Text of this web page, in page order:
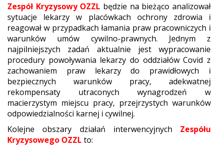
Zespół Kryzysowy OZZL będzie na bieżąco analizował
sytuacje lekarzy w placówkach ochrony zdrowia i
reagował w przypadkach łamania praw pracowniczych i
warunków umów cywilno-prawnych. Jednym z
najpilniejszych zadań aktualnie jest wypracowanie
procedury powoływania lekarzy do oddziałów Covid z
zachowaniem praw lekarzy do prawidłowych i
bezpiecznych warunków pracy, adekwatnej
rekompensaty utraconych wynagrodzeń w
macierzystym miejscu pracy, przejrzystych warunków
odpowiedzialności karnej i cywilnej.
Kolejne obszary działań interwencyjnych Zespółu
Kryzysowego OZZL to: